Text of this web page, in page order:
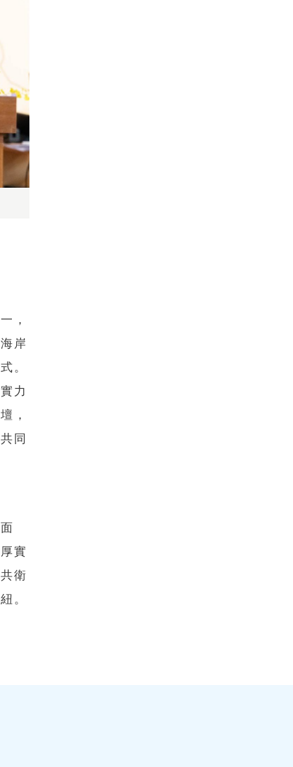
，
岸
。
力
，
同
實
衛
。